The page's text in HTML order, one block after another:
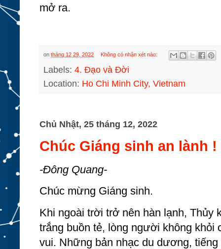
mở ra.
on tháng 12 29, 2022 Không có nhận xét nào:
Labels: 4. Đạo và Đời
Location: Ho Chi Minh City, Vietnam
Chủ Nhật, 25 tháng 12, 2022
Chúc Giáng sinh an lành !
-Đông Quang-
Chúc mừng Giáng sinh.
Khi ngoài trời trở nên hàn lạnh, Thủy
trắng buồn tẻ, lòng người không khỏi
vui. Những bản nhạc du dương,